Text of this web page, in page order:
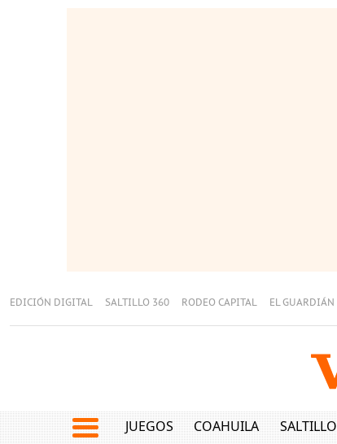
EDICIÓN DIGITAL SALTILLO 360 RODEO CAPITAL EL GUARDIÁN
JUEGOS COAHUILA SALTILLO